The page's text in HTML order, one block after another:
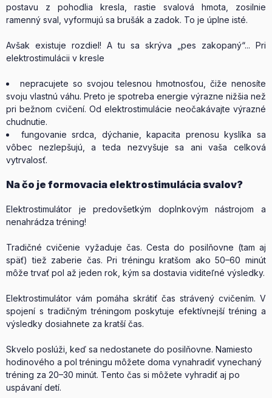
postavu z pohodlia kresla, rastie svalová hmota, zosilnie
ramenný sval, vyformujú sa brušák a zadok. To je úplne isté.
Avšak existuje rozdiel! A tu sa skrýva „pes zakopaný“... Pri
elektrostimulácii v kresle
nepracujete so svojou telesnou hmotnosťou, čiže nenosíte
svoju vlastnú váhu. Preto je spotreba energie výrazne nižšia než
pri bežnom cvičení. Od elektrostimulácie neočakávajte výrazné
chudnutie.
fungovanie srdca, dýchanie, kapacita prenosu kyslíka sa
vôbec nezlepšujú, a teda nezvyšuje sa ani vaša celková
vytrvalosť.
Na čo je formovacia elektrostimulácia svalov?
Elektrostimulátor je predovšetkým doplnkovým nástrojom a
nenahrádza tréning!
Tradičné cvičenie vyžaduje čas. Cesta do posilňovne (tam aj
späť) tiež zaberie čas. Pri tréningu kratšom ako 50–60 minút
môže trvať pol až jeden rok, kým sa dostavia viditeľné výsledky.
Elektrostimulátor vám pomáha skrátiť čas strávený cvičením. V
spojení s tradičným tréningom poskytuje efektívnejší tréning a
výsledky dosiahnete za kratší čas.
Skvelo poslúži, keď sa nedostanete do posilňovne. Namiesto
hodinového a pol tréningu môžete doma vynahradiť vynechaný
tréning za 20–30 minút. Tento čas si môžete vyhradiť aj po
uspávaní detí.